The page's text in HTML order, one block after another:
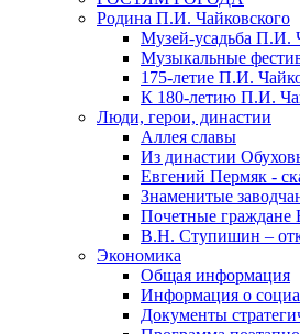
Родина П.И. Чайковского
Музей-усадьба П.И.
Музыкальные
175-летие П.И.
К 180-летию П.И.
Люди, герои, династии
Аллея славы
Из династии
Евгений Пермяк -
Знаменитые
Почетные граждане
В.Н. Ступишин –
Экономика
Общая информация
Информация о
Документы